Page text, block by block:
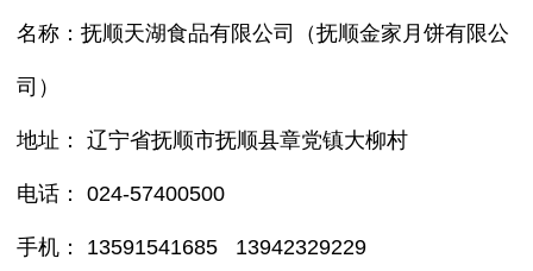
名称：抚顺天湖食品有限公司（抚顺金家月饼有限公
司）
地址 ： 辽宁省抚顺市抚顺县章党镇大柳村
电话 ： 024-57400500
手机： 13591541685 13942329229